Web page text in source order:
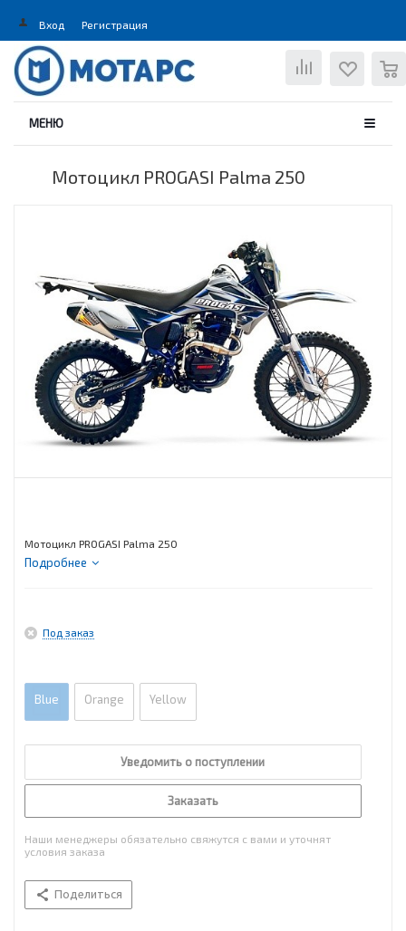
Вход Регистрация
МЕНЮ
Мотоцикл PROGASI Palma 250
Мотоцикл PROGASI Palma 250
Подробнее
Под заказ
Blue Orange Yellow
Уведомить о поступлении
Заказать
Наши менеджеры обязательно свяжутся с вами и уточнят
условия заказа
Поделиться